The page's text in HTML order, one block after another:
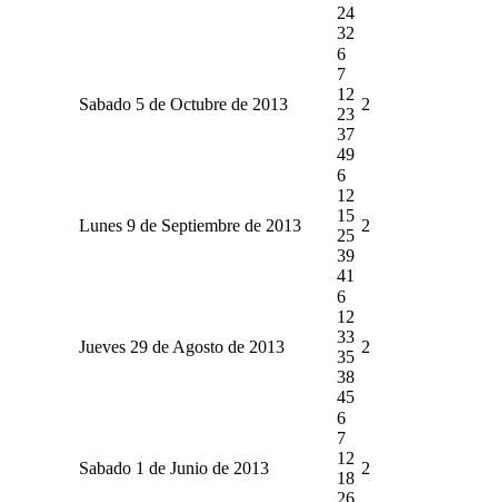
24
32
Sabado 5 de Octubre de 2013
6
7
12
23
37
49
2
Lunes 9 de Septiembre de 2013
6
12
15
25
39
41
2
Jueves 29 de Agosto de 2013
6
12
33
35
38
45
2
Sabado 1 de Junio de 2013
6
7
12
18
26
2